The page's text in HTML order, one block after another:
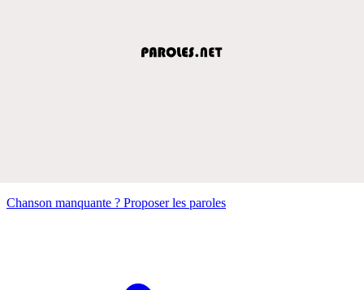
Chanson manquante ? Proposer les paroles